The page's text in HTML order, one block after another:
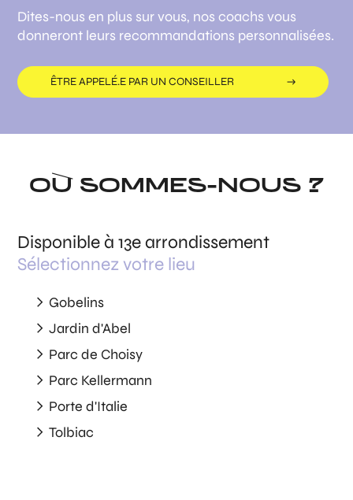
Dites-nous en plus sur vous, nos coachs vous
donneront leurs recommandations personnalisées.
ÊTRE APPELÉ.E PAR UN CONSEILLER
OÙ SOMMES-NOUS ?
Disponible à 13e arrondissement
Sélectionnez votre lieu
Gobelins
Jardin d'Abel
Parc de Choisy
Parc Kellermann
Porte d'Italie
Tolbiac